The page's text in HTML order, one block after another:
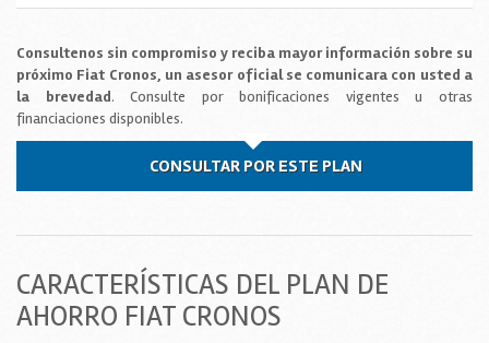
Consultenos sin compromiso y reciba mayor información sobre su
próximo Fiat Cronos, un asesor oficial se comunicara con usted a
la brevedad. Consulte por bonificaciones vigentes u otras
financiaciones disponibles.
CONSULTAR POR ESTE PLAN
CARACTERÍSTICAS DEL PLAN DE
AHORRO FIAT CRONOS